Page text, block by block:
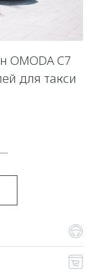
OMODA C7
для такси